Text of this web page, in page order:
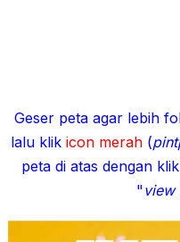
Geser peta agar lebih
lalu klikicon merah (
peta di atas dengan
"view